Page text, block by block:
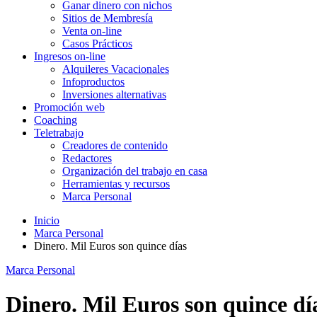
Ganar dinero con nichos
Sitios de Membresía
Venta on-line
Casos Prácticos
Ingresos on-line
Alquileres Vacacionales
Infoproductos
Inversiones alternativas
Promoción web
Coaching
Teletrabajo
Creadores de contenido
Redactores
Organización del trabajo en casa
Herramientas y recursos
Marca Personal
Inicio
Marca Personal
Dinero. Mil Euros son quince días
Marca Personal
Dinero. Mil Euros son quince